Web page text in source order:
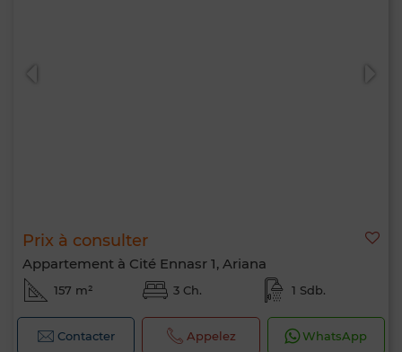
Prix à consulter
Appartement à Cité Ennasr 1, Ariana
157 m² 3 Ch. 1 Sdb.
Contacter Appelez WhatsApp